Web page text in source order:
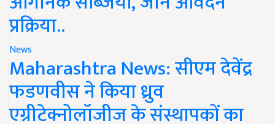
प्रक्रिया..
News
Maharashtra News: सीएम देवेंद्र
फडणवीस ने किया ध्रुव
एग्रीटेक्नोलॉजीज के संस्थापकों का